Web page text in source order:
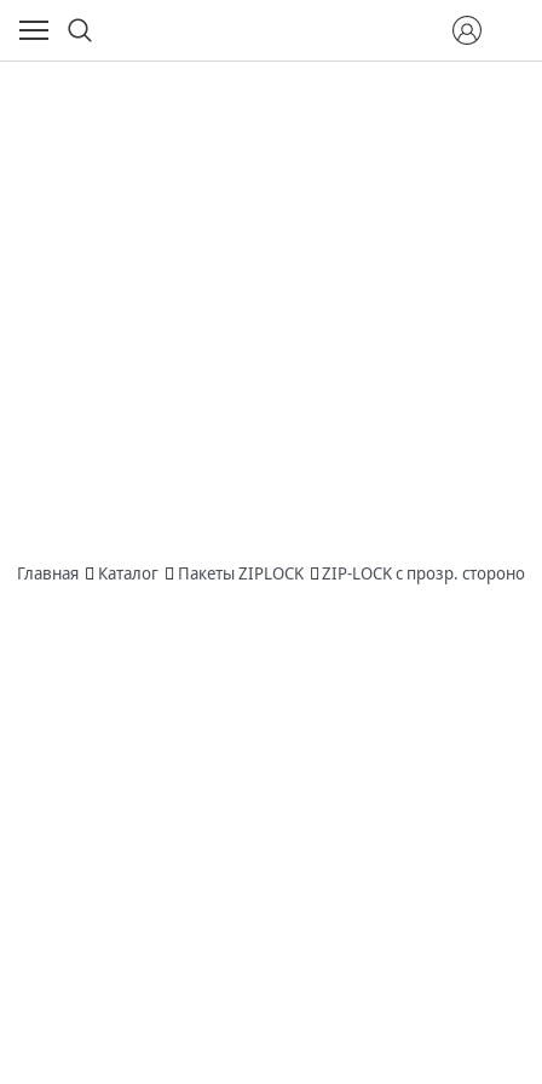
Главная Каталог Пакеты ZIPLOCK ZIP-LOCK с прозр. стороной